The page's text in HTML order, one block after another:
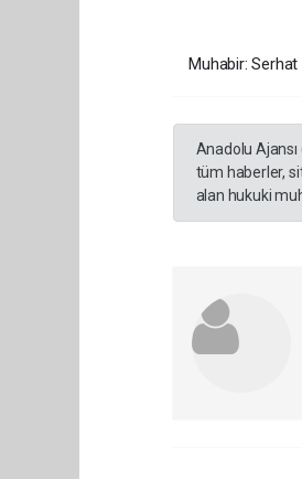
Muhabir: Serhat
Anadolu
tüm haberler,
alan hukuki